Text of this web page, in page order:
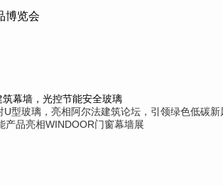
博览会
幕墙，光控节能安全玻璃
型玻璃，亮相阿尔法建筑论坛，引领绿色低碳新
产品亮相WINDOOR门窗幕墙展